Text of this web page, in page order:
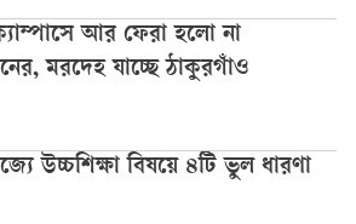
আর ফেরা হলো না
মরদেহ যাচ্ছে ঠাকুরগাঁও
উচ্চশিক্ষা বিষয়ে ৪টি ভুল ধারণা